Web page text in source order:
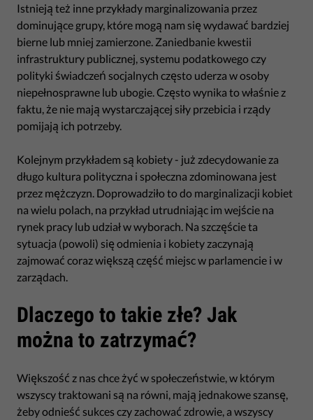
Istnieją też inne przykłady marginalizowania przez
dominujące grupy, które mogą nam się wydawać bardziej
bierne lub mniej zamierzone. Zaniedbanie kwestii
infrastruktury publicznej, systemu podatkowego czy
polityki świadczeń socjalnych często uderza w osoby
niepełnosprawne lub ubogie. Często wynika to właśnie z
faktu, że nie mają wystarczającej siły przebicia i rządy
pomijają ich potrzeby.
Kolejnym przykładem są kobiety - już zdecydowanie za
długo kultura polityczna i społeczna zdominowana jest
przez mężczyzn. Doprowadziło to do marginalizacji kobiet
na wielu polach, na przykład utrudniając im wejście na
rynek pracy lub udział w wyborach. Na szczęście ta
sytuacja (powoli) się odmienia i kobiety zaczynają
zajmować coraz większą część miejsc w parlamencie i w
zarządach.
Dlaczego to takie złe? Jak
można to zatrzymać?
Większość z nas chce żyć w społeczeństwie, w którym
wszyscy traktowani są na równi, mają jednakowe szansę,
żeby odnieść sukces czy zachować zdrowie, a wszyscy